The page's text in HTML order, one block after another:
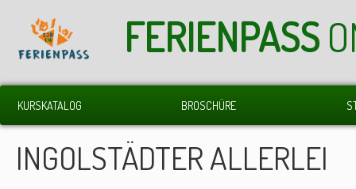
FERIENPASS
KURSKATALOG BROSCHÜRE
INGOLSTÄDTER ALLERLEI